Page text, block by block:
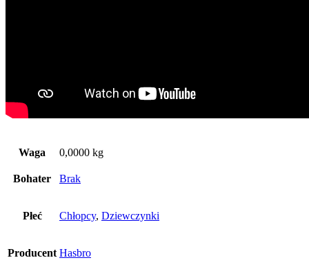
Waga 0,0000 kg
Bohater Brak
Płeć Chłopcy, Dziewczynki
Producent Hasbro